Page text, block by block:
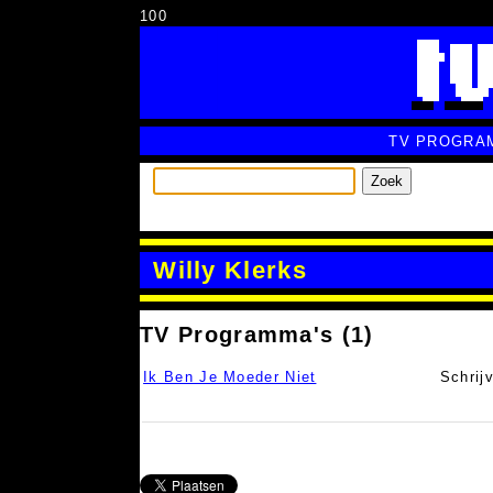
100
TV
Zoek
Willy Klerks
TV Programma's (1)
Ik Ben Je Moeder Niet